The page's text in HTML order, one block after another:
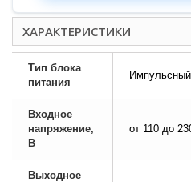
ХАРАКТЕРИСТИКИ
Тип блока
питания
Входное
напряжение,
В
от 110 до
Выходное